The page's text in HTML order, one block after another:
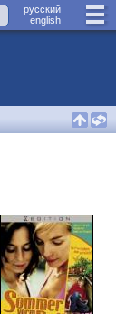
руccкий
english